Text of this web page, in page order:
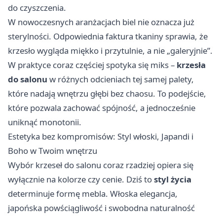
do czyszczenia.
W nowoczesnych aranżacjach biel nie oznacza już
sterylności. Odpowiednia faktura tkaniny sprawia, że
krzesło wygląda miękko i przytulnie, a nie „galeryjnie”.
W praktyce coraz częściej spotyka się miks – krzesła
do salonu w różnych odcieniach tej samej palety,
które nadają wnętrzu głębi bez chaosu. To podejście,
które pozwala zachować spójność, a jednocześnie
uniknąć monotonii.
Estetyka bez kompromisów: Styl włoski, Japandi i
Boho w Twoim wnętrzu
Wybór krzeseł do salonu coraz rzadziej opiera się
wyłącznie na kolorze czy cenie. Dziś tostyl życia
determinuje formę mebla. Włoska elegancja,
japońska powściągliwość i swobodna naturalność